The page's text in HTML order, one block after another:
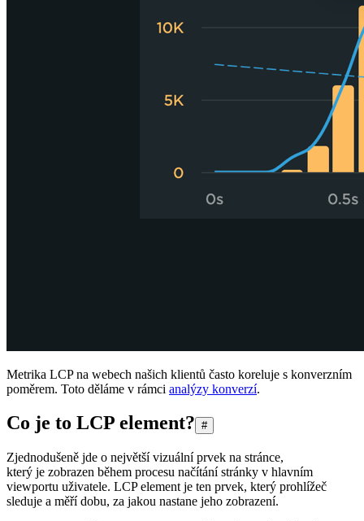
Metrika LCP na webech našich klientů často koreluje s konverzním
poměrem. Toto děláme v rámci analýzy konverzí.
Co je to LCP element? #
Zjednodušeně jde o největší vizuální prvek na stránce,
který je zobrazen během procesu načítání stránky v hlavním
viewportu uživatele. LCP element je ten prvek, který prohlížeč
sleduje a měří dobu, za jakou nastane jeho zobrazení.